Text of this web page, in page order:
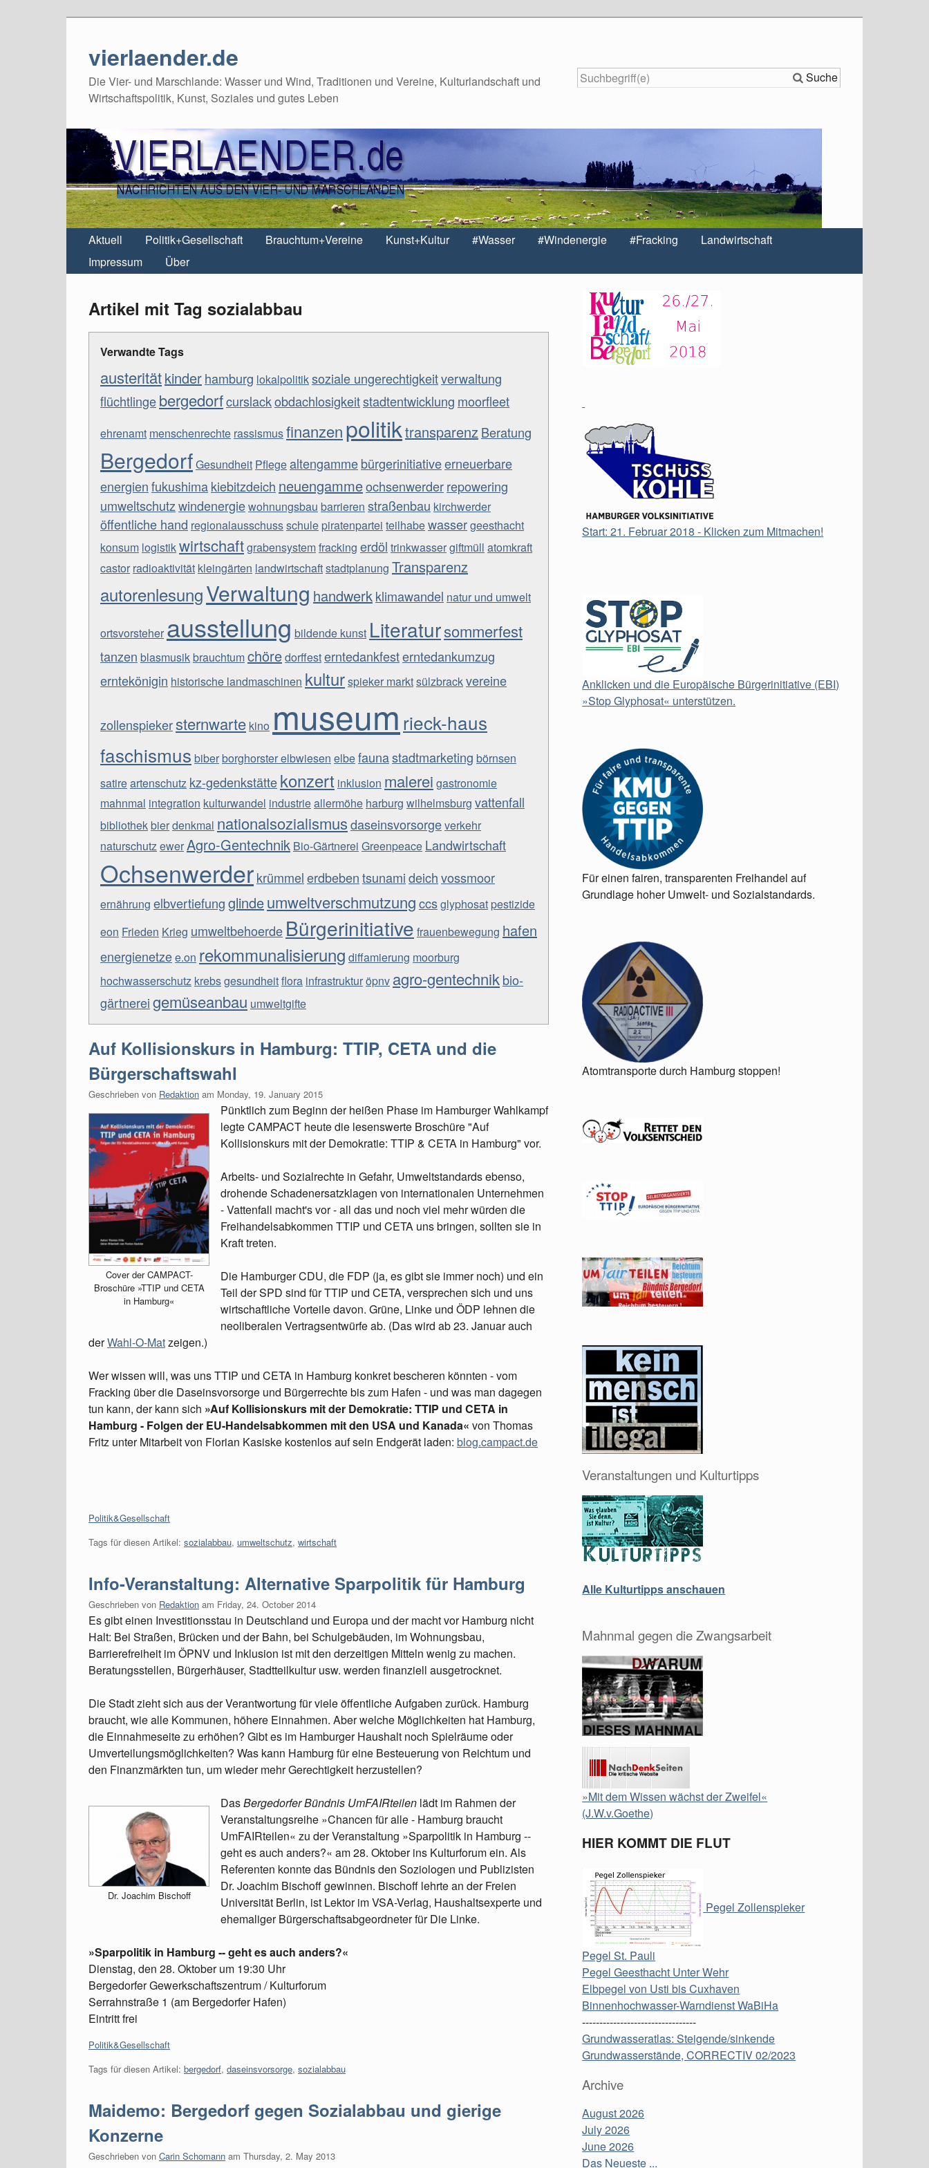
vierlaender.de
Die Vier- und Marschlande: Wasser und Wind, Traditionen und Vereine, Kulturlandschaft und
Wirtschaftspolitik, Kunst, Soziales und gutes Leben
Suche
Aktuell Politik+Gesellschaft Brauchtum+Vereine Kunst+Kultur #Wasser #Windenergie #Fracking
Landwirtschaft
Impressum
Über
Artikel mit Tag sozialabbau
Verwandte Tags
austeritätkinderhamburg lokalpolitiksoziale ungerechtigkeitverwaltung
flüchtlingebergedorfcurslackobdachlosigkeitstadtentwicklung moorfleet
ehrenamt menschenrechte rassismusfinanzenpolitiktransparenzBeratung
BergedorfGesundheit Pflegealtengammebürgerinitiativeerneuerbare
energienfukushimakiebitzdeich neuengammeochsenwerderrepowering
umweltschutzwindenergiewohnungsbau barrieren straßenbau kirchwerder
öffentliche hand regionalausschussschule piratenpartei teilhabewassergeesthacht
konsum logistikwirtschaftgrabensystemfracking erdöl trinkwassergiftmüll atomkraft
castor radioaktivität kleingärten landwirtschaftstadtplanung Transparenz
autorenlesungVerwaltung handwerkklimawandel natur und umwelt
ortsvorsteher ausstellung bildende kunst Literatursommerfest
tanzen blasmusikbrauchtumchöredorffesterntedankfesterntedankumzug
erntekönigin historische landmaschinen kulturspieker marktsülzbrackvereine
zollenspiekersternwarte kino museum rieck-haus
faschismus biberborghorster elbwiesen elbefaunastadtmarketing börnsen
satireartenschutz kz-gedenkstättekonzert inklusion malerei gastronomie
mahnmal integration kulturwandel industrieallermöhe harburg wilhelmsburg vattenfall
bibliothekbierdenkmal nationalsozialismusdaseinsvorsorgeverkehr
naturschutzewerAgro-Gentechnik Bio-Gärtnerei Greenpeace Landwirtschaft
Ochsenwerderkrümmelerdbebentsunamideichvossmoor
ernährung elbvertiefungglindeumweltverschmutzungccsglyphosat pestizide
eon Frieden Krieg umweltbehoerde Bürgerinitiative frauenbewegung hafen
energienetzee.on rekommunalisierung diffamierung moorburg
hochwasserschutz krebsgesundheitflora infrastrukturöpnv agro-gentechnikbio-
gärtnereigemüseanbau umweltgifte
Auf Kollisionskurs in Hamburg: TTIP, CETA und die
Bürgerschaftswahl
Geschrieben von Redaktion am Monday, 19. January 2015
Cover der CAMPACT-
Broschüre »TTIP und CETA
in Hamburg«
Pünktlich zum Beginn der heißen Phase im Hamburger Wahlkampf
legte CAMPACT heute die lesenswerte Broschüre "Auf
Kollisionskurs mit der Demokratie: TTIP & CETA in Hamburg" vor.
Arbeits- und Sozialrechte in Gefahr, Umweltstandards ebenso,
drohende Schadenersatzklagen von internationalen Unternehmen
- Vattenfall macht's vor - all das und noch viel mehr würden die
Freihandelsabkommen TTIP und CETA uns bringen, sollten sie in
Kraft treten.
Die Hamburger CDU, die FDP (ja, es gibt sie immer noch) und ein
Teil der SPD sind für TTIP und CETA, versprechen sich und uns
wirtschaftliche Vorteile davon. Grüne, Linke und ÖDP lehnen die
neoliberalen Vertragsentwürfe ab. (Das wird ab 23. Januar auch
derWahl-O-Matzeigen.)
Wer wissen will, was uns TTIP und CETA in Hamburg konkret bescheren könnten - vom
Fracking über die Daseinsvorsorge und Bürgerrechte bis zum Hafen - und was man dagegen
tun kann, der kann sich »Auf Kollisionskurs mit der Demokratie: TTIP und CETA in
Hamburg - Folgen der EU-Handelsabkommen mit den USA und Kanada« von Thomas
Fritz unter Mitarbeit von Florian Kasiske kostenlos auf sein Endgerät laden: blog.campact.de
Kategorien:
Politik&Gesellschaft
Tags für diesen Artikel: sozialabbau, umweltschutz, wirtschaft
Info-Veranstaltung: Alternative Sparpolitik für Hamburg
Geschrieben von Redaktion am Friday, 24. October 2014
Es gibt einen Investitionsstau in Deutschland und Europa und der macht vor Hamburg nicht
Halt: Bei Straßen, Brücken und der Bahn, bei Schulgebäuden, im Wohnungsbau,
Barrierefreiheit im ÖPNV und Inklusion ist mit den derzeitigen Mitteln wenig zu machen.
Beratungsstellen, Bürgerhäuser, Stadtteilkultur usw. werden finanziell ausgetrocknet.
Die Stadt zieht sich aus der Verantwortung für viele öffentliche Aufgaben zurück. Hamburg
braucht, wie alle Kommunen, höhere Einnahmen. Aber welche Möglichkeiten hat Hamburg,
die Einnahmeseite zu erhöhen? Gibt es im Hamburger Haushalt noch Spielräume oder
Umverteilungsmöglichkeiten? Was kann Hamburg für eine Besteuerung von Reichtum und
den Finanzmärkten tun, um wieder mehr Gerechtigkeit herzustellen?
Dr. Joachim Bischoff
DasBergedorfer Bündnis UmFAIRteilen lädt im Rahmen der
Veranstaltungsreihe »Chancen für alle - Hamburg braucht
UmFAIRteilen« zu der Veranstaltung »Sparpolitik in Hamburg --
geht es auch anders?« am 28. Oktober ins Kulturforum ein. Als
Referenten konnte das Bündnis den Soziologen und Publizisten
Dr. Joachim Bischoff gewinnen. Bischoff lehrte an der Freien
Universität Berlin, ist Lektor im VSA-Verlag, Haushaltsexperte und
ehemaliger Bürgerschaftsabgeordneter für Die Linke.
»Sparpolitik in Hamburg -- geht es auch anders?«
Dienstag, den 28. Oktober um 19:30 Uhr
Bergedorfer Gewerkschaftszentrum / Kulturforum
Serrahnstraße 1 (am Bergedorfer Hafen)
Eintritt frei
Kategorien:
Politik&Gesellschaft
Tags für diesen Artikel: bergedorf, daseinsvorsorge, sozialabbau
Maidemo: Bergedorf gegen Sozialabbau und gierige
Konzerne
Geschrieben von Carin Schomann am Thursday, 2. May 2013
Start: 21. Februar 2018 - Klicken zum Mitmachen!
Anklicken und die Europäische Bürgerinitiative (EBI)
»Stop Glyphosat« unterstützen.
Für einen fairen, transparenten Freihandel auf
Grundlage hoher Umwelt- und Sozialstandards.
Atomtransporte durch Hamburg stoppen!
Veranstaltungen und Kulturtipps
Alle Kulturtipps anschauen
Mahnmal gegen die Zwangsarbeit
»Mit dem Wissen wächst der Zweifel«
(J.W.v.Goethe)
HIER KOMMT DIE FLUT
Pegel Zollenspieker
Pegel St. Pauli
Pegel Geesthacht Unter Wehr
Elbpegel von Usti bis Cuxhaven
Binnenhochwasser-Warndienst WaBiHa
---------------------------------
Grundwasseratlas: Steigende/sinkende
Grundwasserstände, CORRECTIV 02/2023
Archive
August 2026
July 2026
June 2026
Das Neueste ...